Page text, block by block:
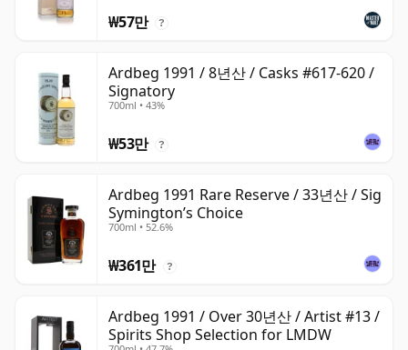
₩57만 ?
Ardbeg 1991 / 8년산 / Casks #617-620 /
Signatory
700ml • 43%
₩53만 ?
Ardbeg 1991 Rare Reserve / 33년산 / Sig
Symington’s Choice
700ml • 52.6%
₩361만 ?
Ardbeg 1991 / Over 30년산 / Artist #13 /
Spirits Shop Selection for LMDW